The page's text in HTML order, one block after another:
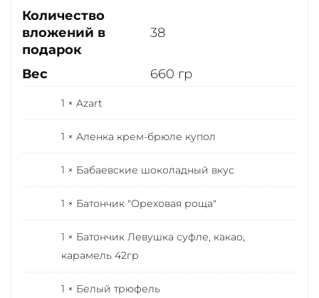
Количество
вложений в
подарок
38
Вес 660 гр
1 × Azart
1 × Аленка крем-брюле купол
1 × Бабаевские шоколадный вкус
1 × Батончик "Ореховая роща"
1 × Батончик Левушка суфле, какао,
карамель 42гр
1 × Белый трюфель